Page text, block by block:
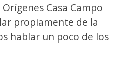
Casa Campo
propiamente de la
hablar un poco de los